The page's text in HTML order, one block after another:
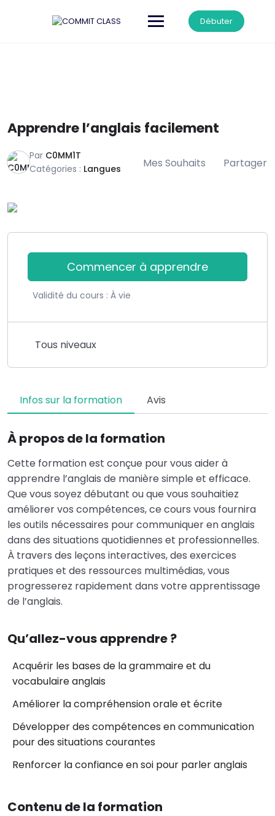
Débuter
Apprendre l’anglais facilement
Par C0MM1T
Catégories : Langues Mes Souhaits Partager
Commencer à apprendre
Validité du cours : À vie
Tous niveaux
Infos sur la formation Avis
À propos de la formation
Cette formation est conçue pour vous aider à
apprendre l’anglais de manière simple et efficace.
Que vous soyez débutant ou que vous souhaitiez
améliorer vos compétences, ce cours vous fournira
les outils nécessaires pour communiquer en anglais
dans des situations quotidiennes et professionnelles.
À travers des leçons interactives, des exercices
pratiques et des ressources multimédias, vous
progresserez rapidement dans votre apprentissage
de l’anglais.
Qu’allez-vous apprendre ?
Acquérir les bases de la grammaire et du
vocabulaire anglais
Améliorer la compréhension orale et écrite
Développer des compétences en communication
pour des situations courantes
Renforcer la confiance en soi pour parler anglais
Contenu de la formation